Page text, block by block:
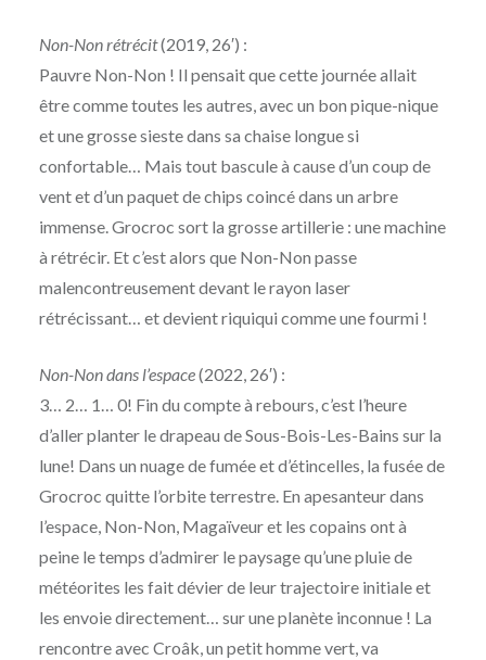
Non-Non rétrécit(2019, 26′) :
Pauvre Non-Non ! Il pensait que cette journée allait
être comme toutes les autres, avec un bon pique-nique
et une grosse sieste dans sa chaise longue si
confortable… Mais tout bascule à cause d’un coup de
vent et d’un paquet de chips coincé dans un arbre
immense. Grocroc sort la grosse artillerie : une machine
à rétrécir. Et c’est alors que Non-Non passe
malencontreusement devant le rayon laser
rétrécissant… et devient riquiqui comme une fourmi !
Non-Non dans l’espace(2022, 26′) :
3… 2… 1… 0! Fin du compte à rebours, c’est l’heure
d’aller planter le drapeau de Sous-Bois-Les-Bains sur la
lune! Dans un nuage de fumée et d’étincelles, la fusée de
Grocroc quitte l’orbite terrestre. En apesanteur dans
l’espace, Non-Non, Magaïveur et les copains ont à
peine le temps d’admirer le paysage qu’une pluie de
météorites les fait dévier de leur trajectoire initiale et
les envoie directement… sur une planète inconnue ! La
rencontre avec Croâk, un petit homme vert, va